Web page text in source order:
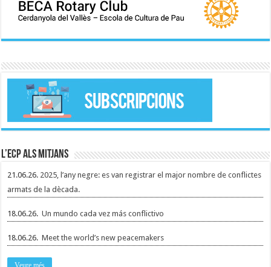
L’ECP als mitjans
21.06.26. 2025, l’any negre: es van registrar el major nombre de conflictes
armats de la dècada.
18.06.26.Un mundo cada vez más conflictivo
18.06.26.Meet the world’s new peacemakers